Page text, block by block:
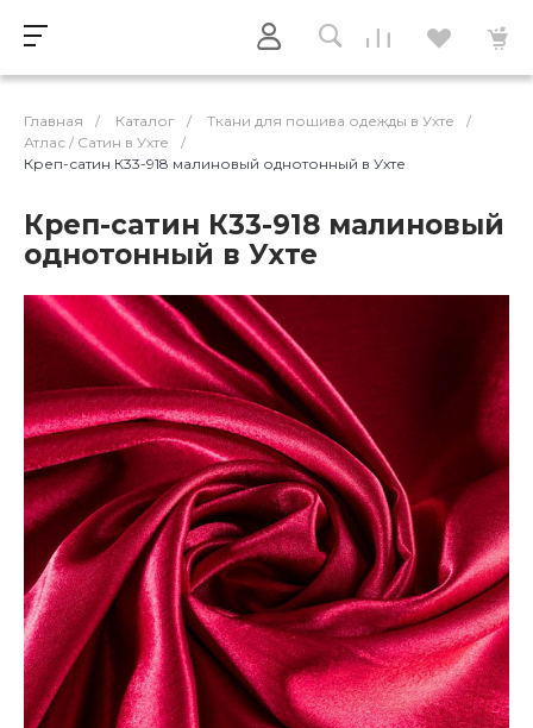
Главная / Каталог / Ткани для пошива одежды в Ухте
/
Атлас / Cатин в Ухте
/
Креп-сатин К33-918 малиновый однотонный в Ухте
Креп-сатин К33-918 малиновый
однотонный в Ухте